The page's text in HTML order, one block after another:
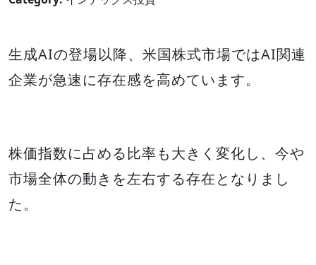
生成AIの登場以降、米国株式市場ではAI関連
企業が急速に存在感を高めています。
株価指数に占める比率も大きく変化し、今や
市場全体の動きを左右する存在となりまし
た。